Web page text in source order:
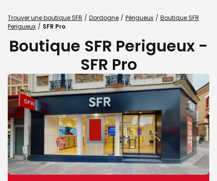
Trouver une boutique SFR Dordogne Périgueux
Boutique SFR
Perigueux
SFR Pro
Boutique SFR Perigueux -
SFR Pro